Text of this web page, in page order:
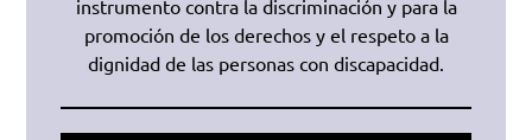
instrumento contra la discriminación y para la
promoción de los derechos y el respeto a la
dignidad de las personas con discapacidad.